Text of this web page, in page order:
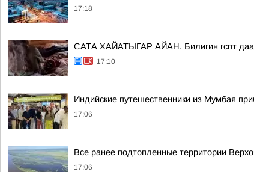
17:18
САТА ХАЙАТЫГАР АЙАН. Билигин гспт
17:10
Индийские путешественники из Мумбая
17:06
Все ранее подтопленные территории
17:06